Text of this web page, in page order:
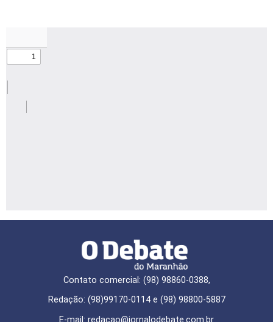
Contato comercial: (98) 98860-0388,
Redação: (98)99170-0114 e (98) 98800-5887
E-mail: redaçao@jornalodebate.com.br